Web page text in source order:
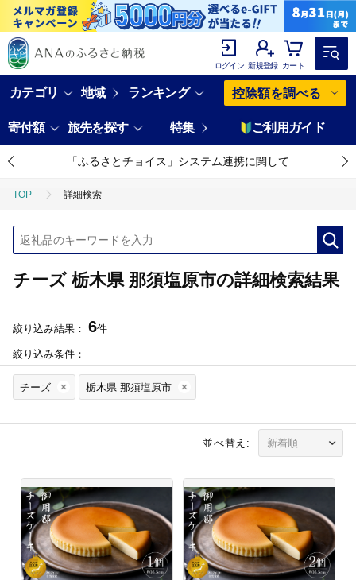
ログイン 新規登録 カート
カテゴリ 地域 ランキング 控除額を調べる
寄付額 旅先を探す 特集 ご利用ガイド
「ふるさとチョイス」システム連携に関して
TOP 詳細検索
チーズ 栃木県 那須塩原市の詳細検索結果
絞り込み結果： 6件
絞り込み条件：
チーズ 栃木県 那須塩原市
並べ替え: